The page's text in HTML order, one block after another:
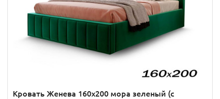
Кровать Женева 160х200 мора зеленый (с